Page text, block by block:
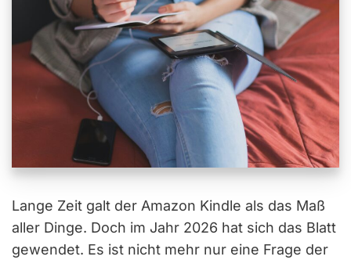
Lange Zeit galt der Amazon Kindle als das Maß
aller Dinge. Doch im Jahr 2026 hat sich das Blatt
gewendet. Es ist nicht mehr nur eine Frage der